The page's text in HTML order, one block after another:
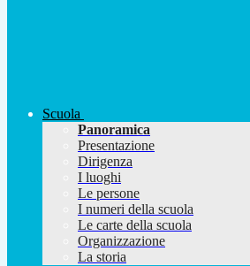
Scuola
Panoramica
Presentazione
Dirigenza
I luoghi
Le persone
I numeri della scuola
Le carte della scuola
Organizzazione
La storia